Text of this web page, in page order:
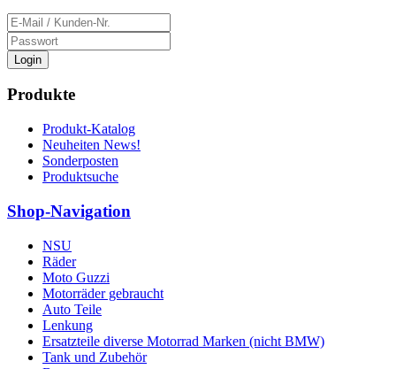
Login
Produkte
Produkt-Katalog
Neuheiten News!
Sonderposten
Produktsuche
Shop-Navigation
NSU
Räder
Moto Guzzi
Motorräder gebraucht
Auto Teile
Lenkung
Ersatzteile diverse Motorrad Marken (nicht BMW)
Tank und Zubehör